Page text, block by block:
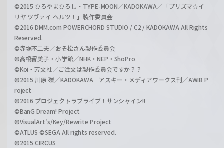
©2015 ひろやまひろし・TYPE-MOON／KADOKAWA／「プリズマ☆イ
リヤ ツヴァイ ヘルツ！」製作委員会
©2016 DMM.com POWERCHORD STUDIO / C2 / KADOKAWA All Rights
Reserved.
©赤塚不二夫／おそ松さん製作委員会
©高橋留美子・小学館／NHK・NEP・ShoPro
©Koi・芳文社／ご注文は製作委員会ですか？？
©2015 川原 礫／KADOKAWA アスキー・メディアワークス刊／AWIB P
roject
©2016 プロジェクトラブライブ！サンシャイン!!
©BanG Dream! Project
©VisualArt's/Key/Rewrite Project
©ATLUS ©SEGA All rights reserved.
©2015 CIRCUS